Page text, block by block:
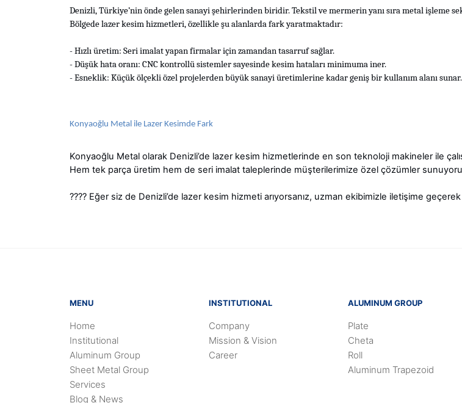
Denizli, Türkiye’nin önde gelen sanayi şehirlerinden biridir. Tekstil ve mermerin yanı sıra metal işleme
Bölgede lazer kesim hizmetleri, özellikle şu alanlarda fark yaratmaktadır:
- Hızlı üretim: Seri imalat yapan firmalar için zamandan tasarruf sağlar.
- Düşük hata oranı: CNC kontrollü sistemler sayesinde kesim hataları minimuma iner.
- Esneklik: Küçük ölçekli özel projelerden büyük sanayi üretimlerine kadar geniş bir kullanım alanı sunar.
Konyaoğlu Metal ile Lazer Kesimde Fark
Konyaoğlu Metal olarak Denizli’de lazer kesim hizmetlerinde en son teknoloji makineler ile
Hem tek parça üretim hem de seri imalat taleplerinde müşterilerimize özel çözümler
???? Eğer siz de Denizli’de lazer kesim hizmeti arıyorsanız, uzman ekibimizle iletişime
MENU
Home
Institutional
Aluminum Group
Sheet Metal Group
Services
Blog & News
INSTITUTIONAL
Company
Mission & Vision
Career
ALUMINUM GROUP
Plate
Cheta
Roll
Aluminum Trapezoid